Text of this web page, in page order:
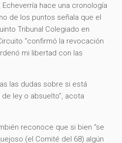
hace una cronología
de los puntos señala que el
Tribunal Colegiado en
“confirmó la revocación
mi libertad con las
las dudas sobre si está
ley o absuelto”, acota
reconoce que si bien “se
(el Comité del 68) algún